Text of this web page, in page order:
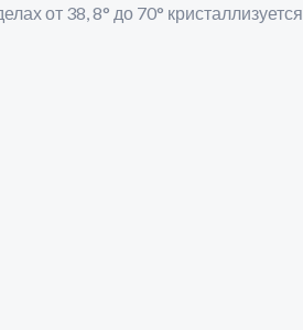
от 38, 8° до 70° кристаллизуется